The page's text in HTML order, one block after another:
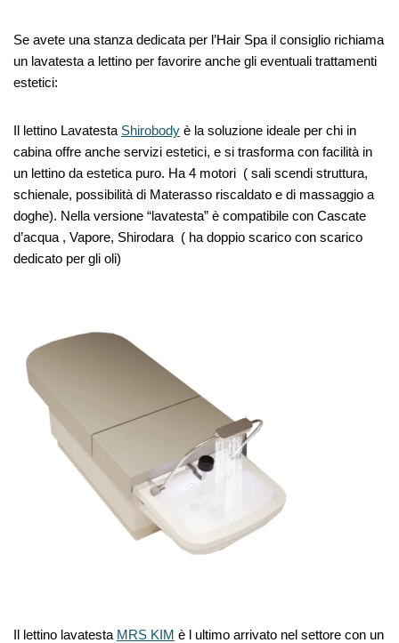
Se avete una stanza dedicata per l’Hair Spa il consiglio richiama
un lavatesta a lettino per favorire anche gli eventuali trattamenti
estetici:
Il lettino Lavatesta Shirobody è la soluzione ideale per chi in
cabina offre anche servizi estetici, e si trasforma con facilità in
un lettino da estetica puro. Ha 4 motori ( sali scendi struttura,
schienale, possibilità di Materasso riscaldato e di massaggio a
doghe). Nella versione “lavatesta” è compatibile con Cascate
d’acqua , Vapore, Shirodara ( ha doppio scarico con scarico
dedicato per gli oli)
Il lettino lavatesta MRS KIM è l ultimo arrivato nel settore con un